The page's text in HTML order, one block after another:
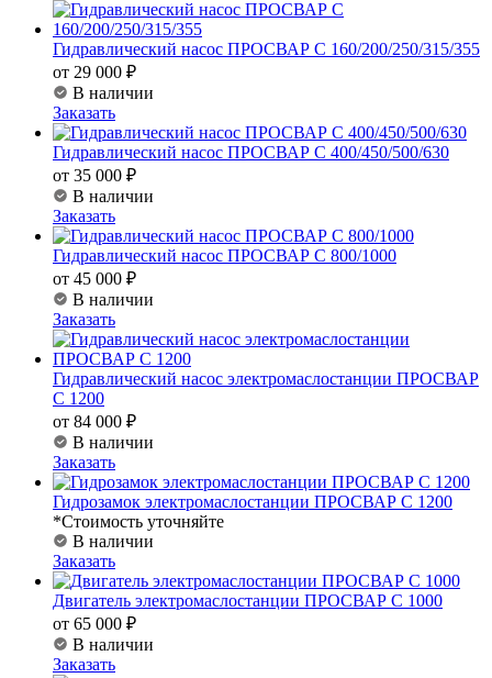
Гидравлический насос ПРОСВАР С 160/200/250/315/355
от 29 000 ₽
В наличии
Заказать
Гидравлический насос ПРОСВАР С 400/450/500/630
от 35 000 ₽
В наличии
Заказать
Гидравлический насос ПРОСВАР С 800/1000
от 45 000 ₽
В наличии
Заказать
Гидравлический насос электромаслостанции ПРОСВАР
С 1200
от 84 000 ₽
В наличии
Заказать
Гидрозамок электромаслостанции ПРОСВАР С 1200
*Стоимость уточняйте
В наличии
Заказать
Двигатель электромаслостанции ПРОСВАР С 1000
от 65 000 ₽
В наличии
Заказать